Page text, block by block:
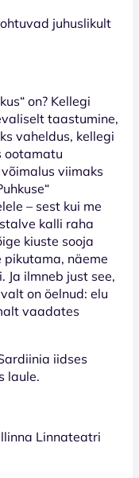
juhuslikult
on? Kellegi
taastumine,
vaheldus, kellegi
ootamatu
viimaks
– sest kui me
kalli raha
kiuste sooja
näeme
Ja ilmneb just see,
on öelnud: elu
vaadates
iidses
laule.
Linnateatri